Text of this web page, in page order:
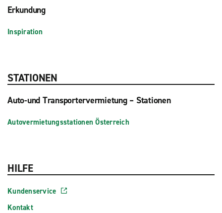
Erkundung
Inspiration
STATIONEN
Auto-und Transportervermietung – Stationen
Autovermietungsstationen Österreich
HILFE
Kundenservice
Kontakt